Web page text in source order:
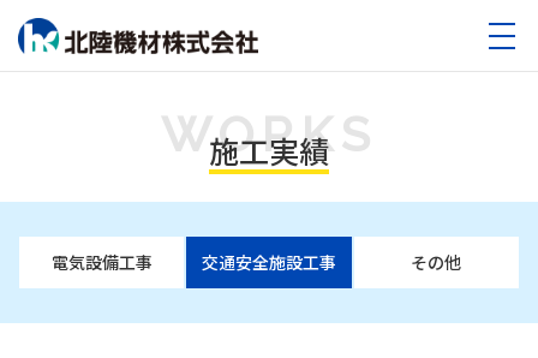
施工実績
WORKS
電気設備工事 交通安全施設工事 その他